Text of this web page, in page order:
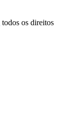
todos os direitos